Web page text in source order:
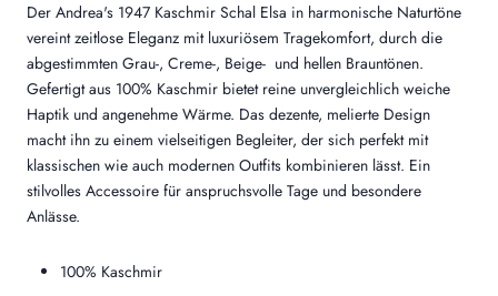
Der Andrea's 1947 Kaschmir Schal Elsa in harmonische Naturtöne
vereint zeitlose Eleganz mit luxuriösem Tragekomfort, durch die
abgestimmten Grau-, Creme-, Beige- und hellen Brauntönen.
Gefertigt aus 100% Kaschmir bietet reine unvergleichlich weiche
Haptik und angenehme Wärme. Das dezente, melierte Design
macht ihn zu einem vielseitigen Begleiter, der sich perfekt mit
klassischen wie auch modernen Outfits kombinieren lässt. Ein
stilvolles Accessoire für anspruchsvolle Tage und besondere
Anlässe.
100% Kaschmir